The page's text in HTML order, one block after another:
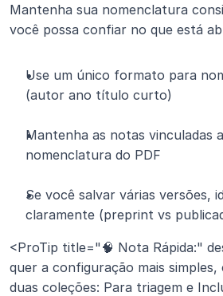
Mantenha sua nomenclatura
você possa confiar no que está
Use um único formato para
(autor ano título curto)
Mantenha as notas vinculadas
nomenclatura do PDF
Se você salvar várias versões,
claramente (preprint vs
<ProTip title="🧠 Nota Rápida:"
quer a configuração mais simples,
duas coleções: Para triagem e